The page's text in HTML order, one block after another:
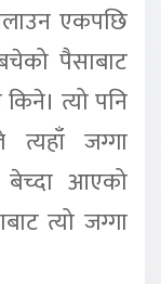
एकपछि
पैसाबाट
त्यो पनि
त्यहाँ जग्गा
बेच्दा आएको
त्यो जग्गा